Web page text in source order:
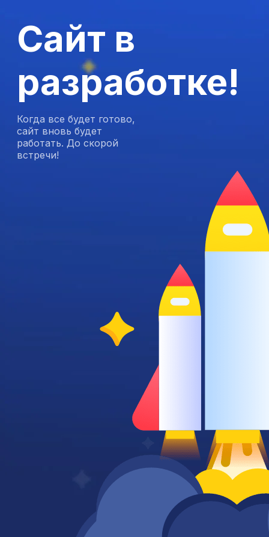
Сайт в
разработке!
Когда все будет готово,
сайт вновь будет
работать. До скорой
встречи!